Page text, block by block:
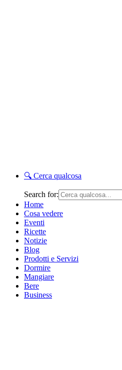
🔍 Cerca qualcosa
Search for:
Home
Cosa vedere
Eventi
Ricette
Notizie
Blog
Prodotti e Servizi
Dormire
Mangiare
Bere
Business